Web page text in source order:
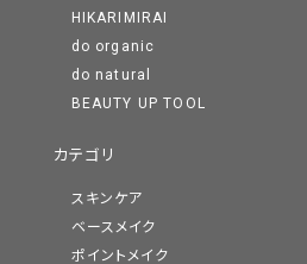
HIKARIMIRAI
do organic
do natural
BEAUTY UP TOOL
カテゴリ
スキンケア
ベースメイク
ポイントメイク